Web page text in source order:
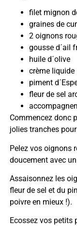
filet mignon
graines de
2 oignons
gousse d´ail
huile d´olive
crème liquide
piment
fleur de sel
Commencez donc
jolies tranches
Pelez vos oignons
doucement avec
Assaisonnez les
fleur de sel et du
poivre en mieux !).
Ecossez vos petits